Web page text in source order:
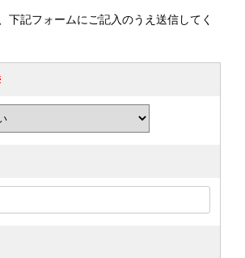
下記フォームにご記入のうえ送信してく